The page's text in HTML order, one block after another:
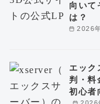
2026
向いて
は？
エック
判・料
初心者